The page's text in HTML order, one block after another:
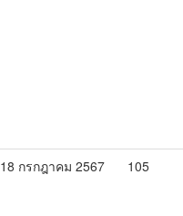
18 กรกฎาคม 2567 105